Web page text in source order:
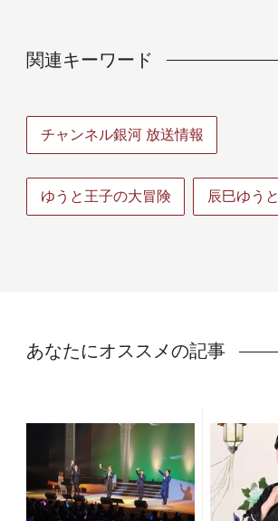
関連キーワード
チャンネル銀河 放送情報
ゆうと王子の大冒険 辰巳ゆうと
あなたにオススメの記事